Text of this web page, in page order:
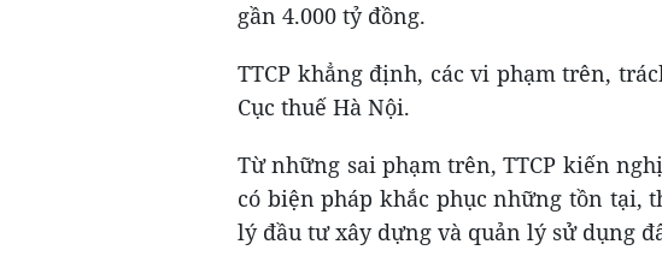
gần 4.000 tỷ đồng.
TTCP khẳng định, các vi phạm trên,
Cục thuế Hà Nội.
Từ những sai phạm trên, TTCP kiến
có biện pháp khắc phục những tồn tại,
lý đầu tư xây dựng và quản lý sử dụng